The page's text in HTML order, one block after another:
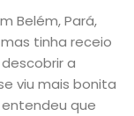
Belém, Pará,
tinha receio
a
viu mais bonita
que